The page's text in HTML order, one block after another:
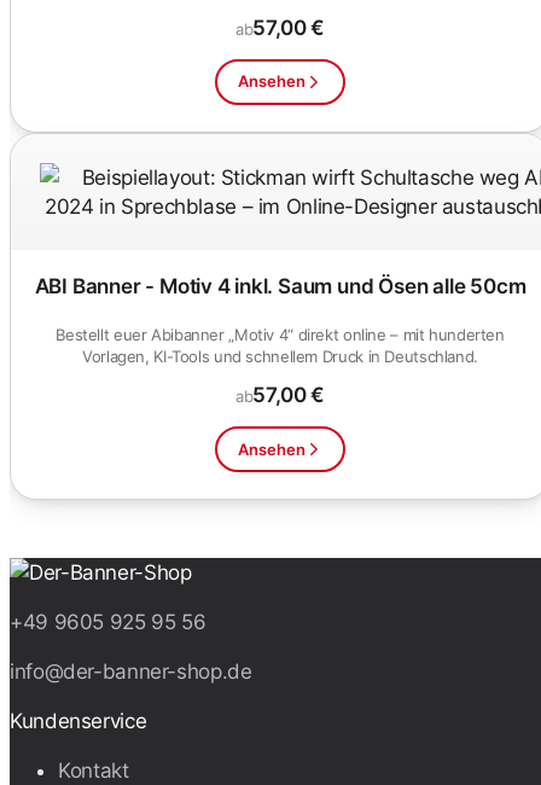
ab57,00 €
Ansehen
ABI Banner - Motiv 4 inkl. Saum und Ösen alle 50cm
Bestellt euer Abibanner „Motiv 4“ direkt online – mit hunderten
Vorlagen, KI-Tools und schnellem Druck in Deutschland.
ab57,00 €
Ansehen
+49 9605 925 95 56
info@der-banner-shop.de
Kundenservice
Kontakt